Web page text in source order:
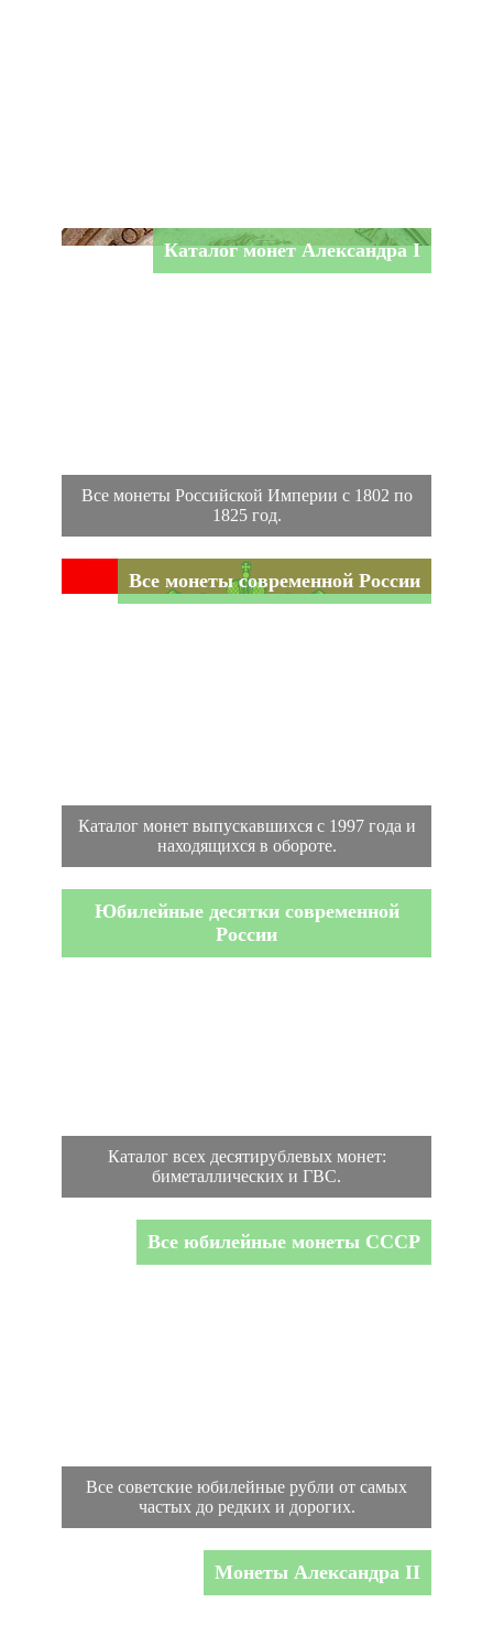
Каталог монет Александра I
Все монеты Российской Империи с 1802 по
1825 год.
Все монеты современной России
Каталог монет выпускавшихся с 1997 года и
находящихся в обороте.
Юбилейные десятки современной
России
Каталог всех десятирублевых монет:
биметаллических и ГВС.
Все юбилейные монеты СССР
Все советские юбилейные рубли от самых
частых до редких и дорогих.
Монеты Александра II